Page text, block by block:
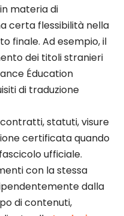
materia di
certa flessibilità nella
finale. Ad esempio, il
dei titoli stranieri
Éducation
di traduzione
statuti, visure
certificata quando
ufficiale.
con la stessa
dalla
di contenuti,